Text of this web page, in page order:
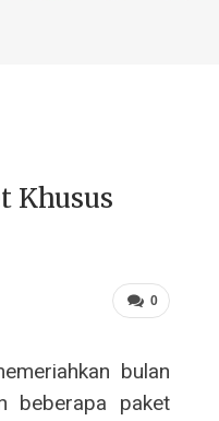
Khusus
0
bulan
beberapa paket